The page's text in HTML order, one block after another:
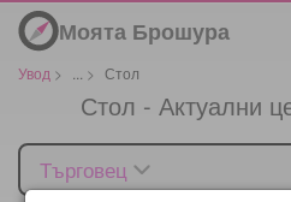
Моята Брошура
Увод > > Стол
Стол - Актуални
Търговец